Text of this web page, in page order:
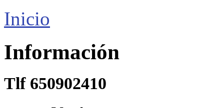
Inicio
Información
Tlf 650902410